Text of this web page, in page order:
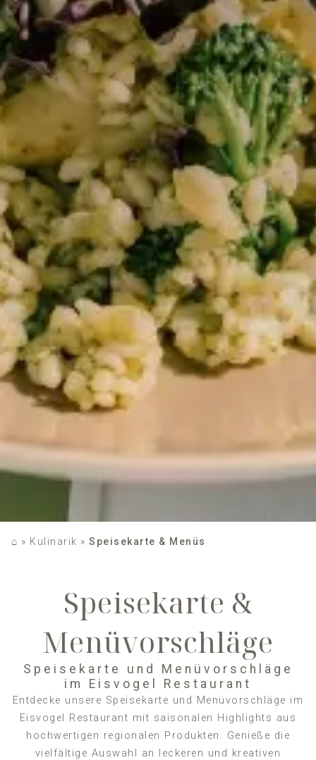
⌂ » Kulinarik » Speisekarte & Menüs
Speisekarte &
Menüvorschläge
Speisekarte und Menüvorschläge
im Eisvogel Restaurant
Entdecke unsere Speisekarte und Menüvorschläge im
Eisvogel Restaurant mit saisonalen Highlights aus
hochwertigen regionalen Produkten. Genieße die
vielfältige Auswahl an leckeren und kreativen